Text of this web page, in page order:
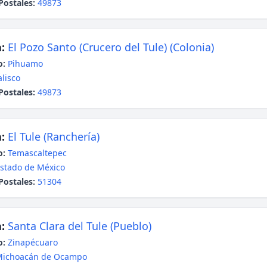
49873
El Pozo Santo (Crucero del Tule) (Colonia)
Pihuamo
49873
El Tule (Ranchería)
Temascaltepec
de México
51304
Santa Clara del Tule (Pueblo)
Zinapécuaro
de Ocampo